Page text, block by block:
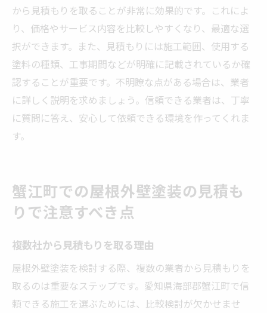
から見積もりを取ることが非常に効果的です。これによ
り、価格やサービス内容を比較しやすくなり、最適な選
択ができます。また、見積もりには施工範囲、使用する
塗料の種類、工事期間などが明確に記載されているか確
認することが重要です。不明瞭な点がある場合は、業者
に詳しく説明を求めましょう。信頼できる業者は、丁寧
に質問に答え、安心して依頼できる環境を作ってくれま
す。
蟹江町での屋根外壁塗装の見積も
りで注意すべき点
複数社から見積もりを取る理由
屋根外壁塗装を検討する際、複数の業者から見積もりを
取るのは重要なステップです。愛知県海部郡蟹江町で信
頼できる施工を選ぶためには、比較検討が欠かせませ